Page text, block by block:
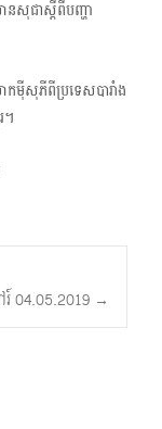
សុជាស្តីពីបញ្ហា
ោកម៉ីសុភីពីប្រទេសបារាំង​
។
រ៍ 04.05.2019 →